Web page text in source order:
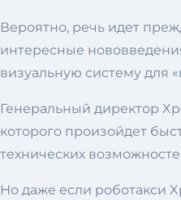
Вероятно, речь идет
интересные
визуальную систему для
Генеральный директор
которого произойдет
технических
Но даже если роботакси